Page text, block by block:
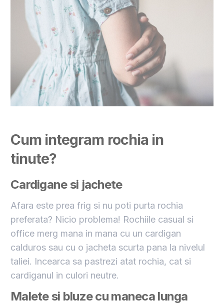
Cum integram rochia in
tinute?
Cardigane si jachete
Afara este prea frig si nu poti purta rochia
preferata? Nicio problema! Rochiile casual si
office merg mana in mana cu un cardigan
calduros sau cu o jacheta scurta pana la nivelul
taliei. Incearca sa pastrezi atat rochia, cat si
cardiganul in culori neutre.
Malete si bluze cu maneca lunga